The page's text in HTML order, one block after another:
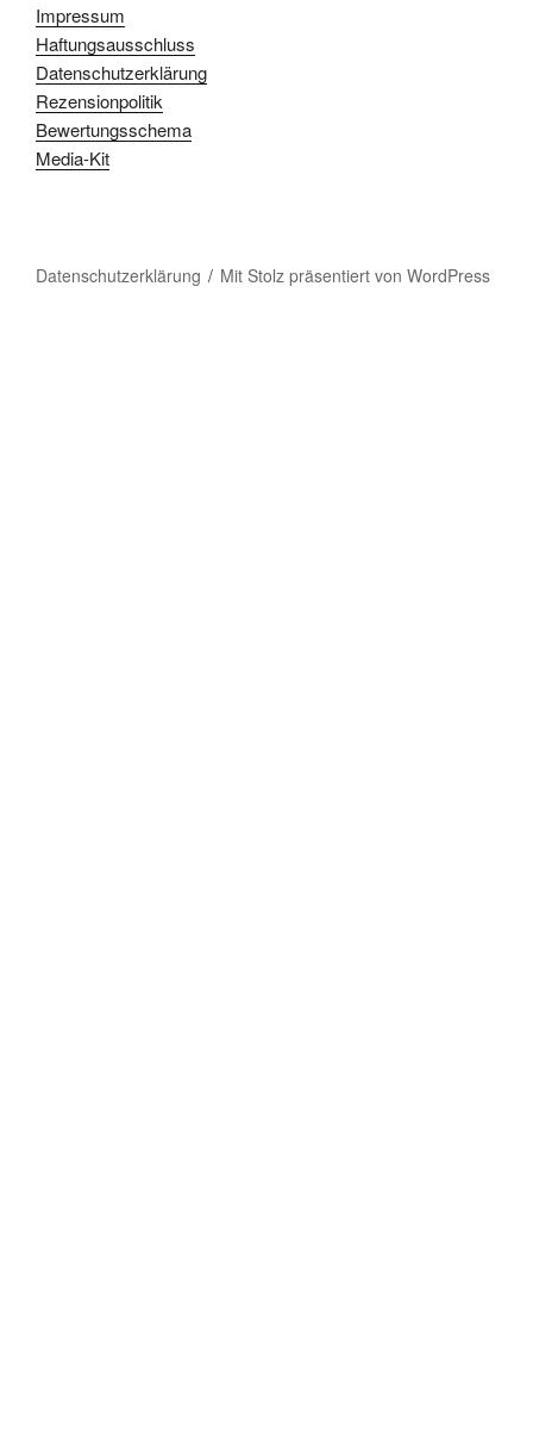
Impressum
Haftungsausschluss
Datenschutzerklärung
Rezensionpolitik
Bewertungsschema
Media-Kit
Datenschutzerklärung Mit Stolz präsentiert von WordPress